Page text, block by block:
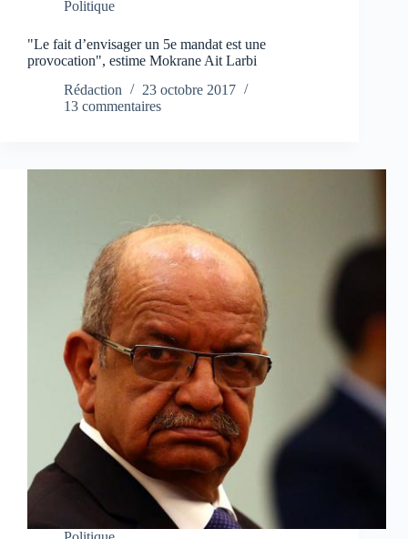
Politique
"Le fait d’envisager un 5e mandat est une
provocation", estime Mokrane Ait Larbi
Rédaction
23 octobre 2017
13 commentaires